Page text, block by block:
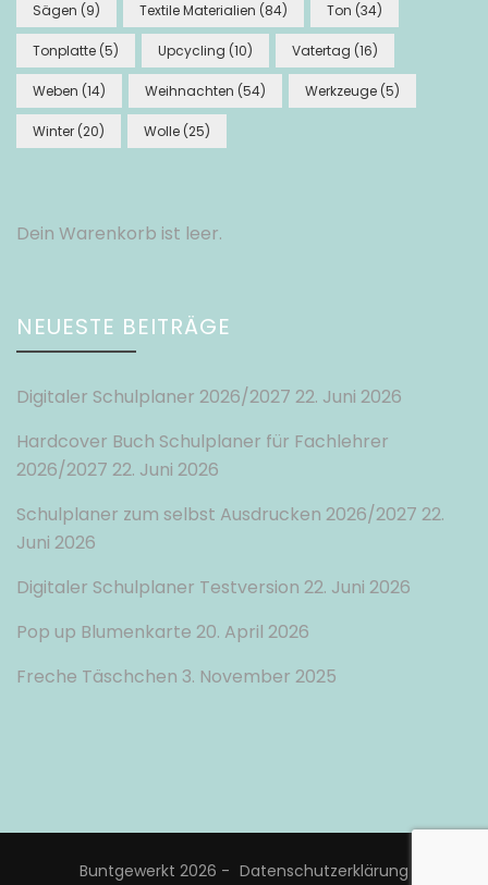
Sägen (9) Textile Materialien (84) Ton (34)
Tonplatte (5) Upcycling (10) Vatertag (16)
Weben (14) Weihnachten (54) Werkzeuge (5)
Winter (20) Wolle (25)
Dein Warenkorb ist leer.
NEUESTE BEITRÄGE
Digitaler Schulplaner 2026/2027 22. Juni 2026
Hardcover Buch Schulplaner für Fachlehrer
2026/2027 22. Juni 2026
Schulplaner zum selbst Ausdrucken 2026/2027 22.
Juni 2026
Digitaler Schulplaner Testversion 22. Juni 2026
Pop up Blumenkarte 20. April 2026
Freche Täschchen 3. November 2025
Buntgewerkt 2026 - Datenschutzerklärung